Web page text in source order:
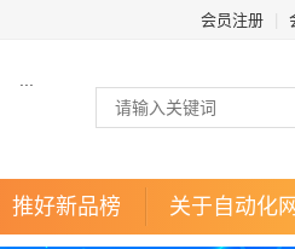
会员注册
推好新品榜 关于自动化网